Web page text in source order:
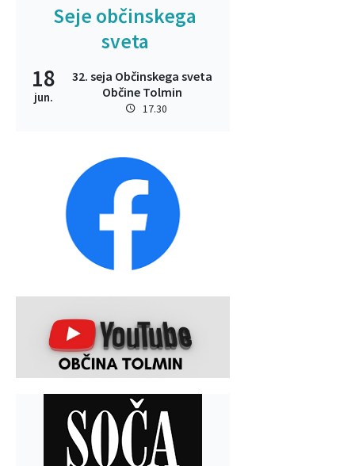
Seje občinskega
sveta
18
jun.
32. seja Občinskega sveta
Občine Tolmin
17.30